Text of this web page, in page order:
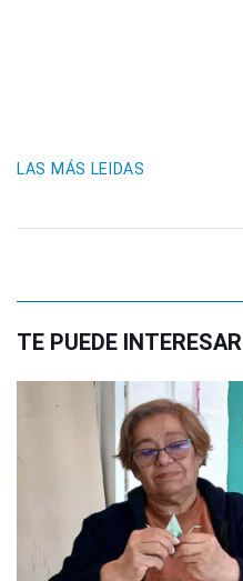
LAS MÁS LEIDAS
TE PUEDE INTERESAR